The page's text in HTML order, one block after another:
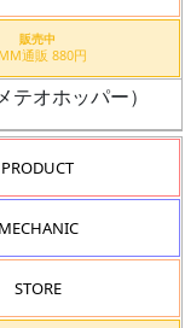
販売中
DMM通販 880円
オホッパー）
PRODUCT
MECHANIC
STORE